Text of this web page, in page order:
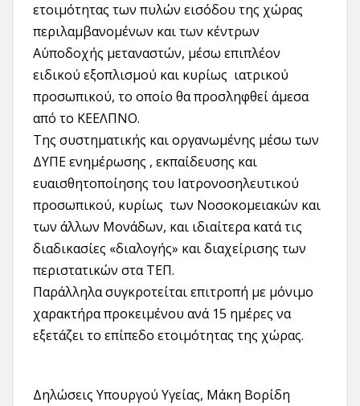
ετοιμότητας των πυλών εισόδου της χώρας
περιλαμβανομένων και των κέντρων
Α΄υποδοχής μεταναστών, μέσω επιπλέον
ειδικού εξοπλισμού και κυρίως ιατρικού
προσωπικού, το οποίο θα προσληφθεί άμεσα
από το ΚΕΕΛΠΝΟ.
Της συστηματικής και οργανωμένης μέσω των
ΔΥΠΕ ενημέρωσης , εκπαίδευσης και
ευαισθητοποίησης του Ιατρονοσηλευτικού
προσωπικού, κυρίως των Νοσοκομειακών και
των άλλων Μονάδων, και ιδιαίτερα κατά τις
διαδικασίες «διαλογής» και διαχείρισης των
περιστατικών στα ΤΕΠ.
Παράλληλα συγκροτείται επιτροπή με μόνιμο
χαρακτήρα προκειμένου ανά 15 ημέρες να
εξετάζει το επίπεδο ετοιμότητας της χώρας.
Δηλώσεις Υπουργού Υγείας, Μάκη Βορίδη